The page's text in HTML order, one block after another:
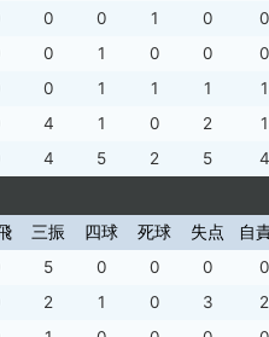
0 0 1 0 0
0 1 0 0 0
0 1 1 1 1
4 1 0 2 1
4 5 2 5 4
三振 四球 死球 失点 自
5 0 0 0 0
2 1 0 3 2